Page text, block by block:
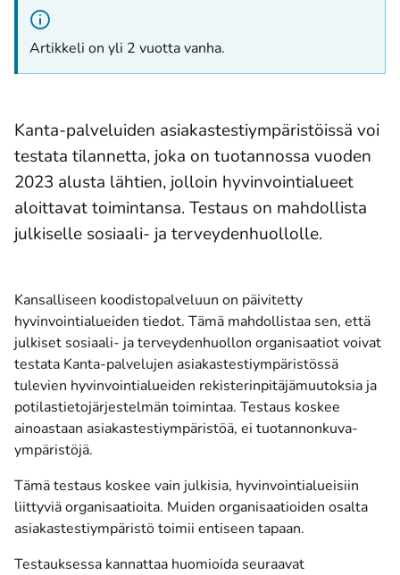
Artikkeli on yli 2 vuotta vanha.
Kanta-palveluiden asiakastestiympäristöissä voi
testata tilannetta, joka on tuotannossa vuoden
2023 alusta lähtien, jolloin hyvinvointialueet
aloittavat toimintansa. Testaus on mahdollista
julkiselle sosiaali- ja terveydenhuollolle.
Kansalliseen koodistopalveluun on päivitetty
hyvinvointialueiden tiedot. Tämä mahdollistaa sen, että
julkiset sosiaali- ja terveydenhuollon organisaatiot voivat
testata Kanta-palvelujen asiakastestiympäristössä
tulevien hyvinvointialueiden rekisterinpitäjämuutoksia ja
potilastietojärjestelmän toimintaa. Testaus koskee
ainoastaan asiakastestiympäristöä, ei tuotannonkuva-
ympäristöjä.
Tämä testaus koskee vain julkisia, hyvinvointialueisiin
liittyviä organisaatioita. Muiden organisaatioiden osalta
asiakastestiympäristö toimii entiseen tapaan.
Testauksessa kannattaa huomioida seuraavat